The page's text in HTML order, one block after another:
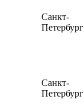
Санкт-
Петербург
Санкт-
Петербург